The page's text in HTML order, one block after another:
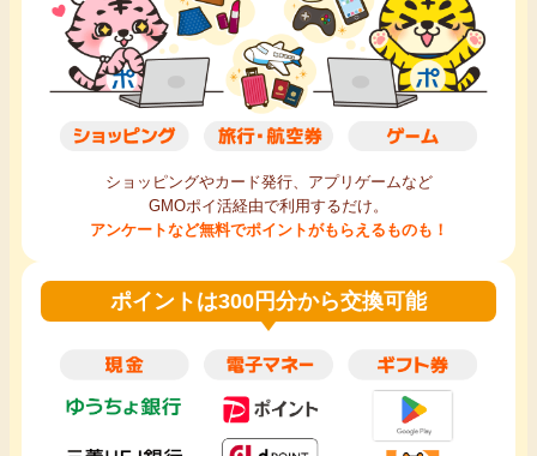
ショッピングやカード発行、アプリゲームなど
GMOポイ活経由で利用するだけ。
アンケートなど無料でポイントがもらえるものも！
ポイントは300円分から交換可能